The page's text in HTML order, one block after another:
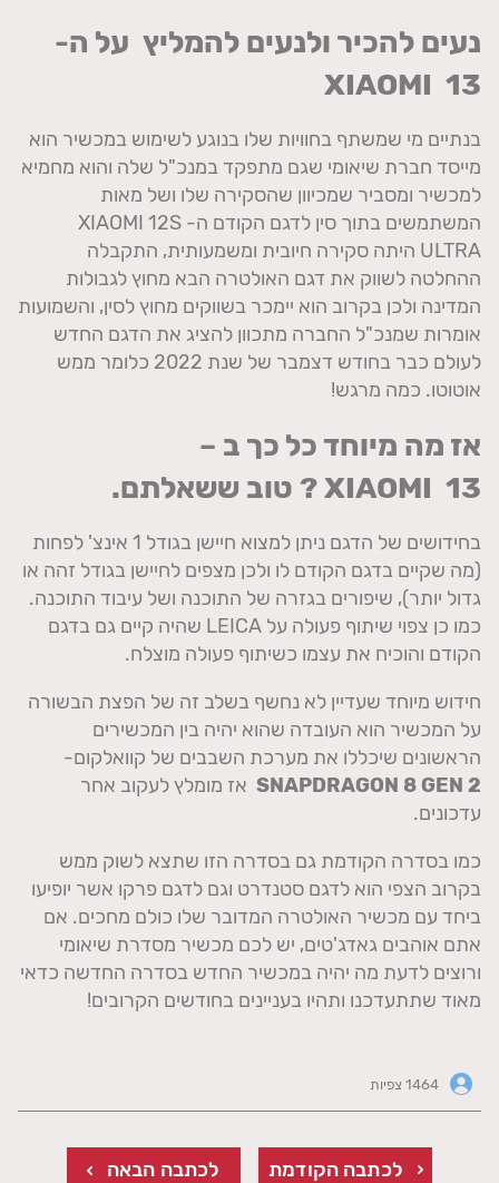
נעים להכיר ולנעים להמליץ על ה-
XIAOMI 13
בנתיים מי שמשתף בחוויות שלו בנוגע לשימוש במכשיר הוא
מייסד חברת שיאומי שגם מתפקד במנכ"ל שלה והוא מחמיא
למכשיר ומסביר שמכיוון שהסקירה שלו ושל מאות
המשתמשים בתוך סין לדגם הקודם ה- XIAOMI 12S
ULTRA היתה סקירה חיובית ומשמעותית, התקבלה
ההחלטה לשווק את דגם האולטרה הבא מחוץ לגבולות
המדינה ולכן בקרוב הוא יימכר בשווקים מחוץ לסין, והשמועות
אומרות שמנכ"ל החברה מתכוון להציג את הדגם החדש
לעולם כבר בחודש דצמבר של שנת 2022 כלומר ממש
אוטוטו. כמה מרגש!
אז מה מיוחד כל כך ב –
XIAOMI 13 ? טוב ששאלתם.
בחידושים של הדגם ניתן למצוא חיישן בגודל 1 אינצ' לפחות
(מה שקיים בדגם הקודם לו ולכן מצפים לחיישן בגודל זהה או
גדול יותר), שיפורים בגזרה של התוכנה ושל עיבוד התוכנה.
כמו כן צפוי שיתוף פעולה על LEICA שהיה קיים גם בדגם
הקודם והוכיח את עצמו כשיתוף פעולה מוצלח.
חידוש מיוחד שעדיין לא נחשף בשלב זה של הפצת הבשורה
על המכשיר הוא העובדה שהוא יהיה בין המכשירים
הראשונים שיכללו את מערכת השבבים של קוואלקום-
SNAPDRAGON 8 GEN 2 אז מומלץ לעקוב אחר
עדכונים.
כמו בסדרה הקודמת גם בסדרה הזו שתצא לשוק ממש
בקרוב הצפי הוא לדגם סטנדרט וגם לדגם פרקו אשר יופיעו
ביחד עם מכשיר האולטרה המדובר שלו כולם מחכים. אם
אתם אוהבים גאדג'טים, יש לכם מכשיר מסדרת שיאומי
ורוצים לדעת מה יהיה במכשיר החדש בסדרה החדשה כדאי
מאוד שתתעדכנו ותהיו בעניינים בחודשים הקרובים!
לכתבה הקודמת לכתבה הבאה